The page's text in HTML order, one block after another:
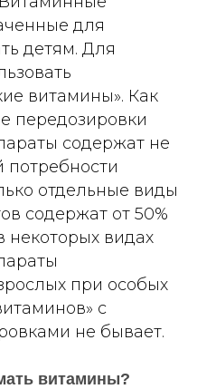
для
детям. Для
витамины». Как
передозировки
содержат не
потребности
отдельные виды
содержат от 50%
некоторых видах
при особых
с
не бывает.
витамины?